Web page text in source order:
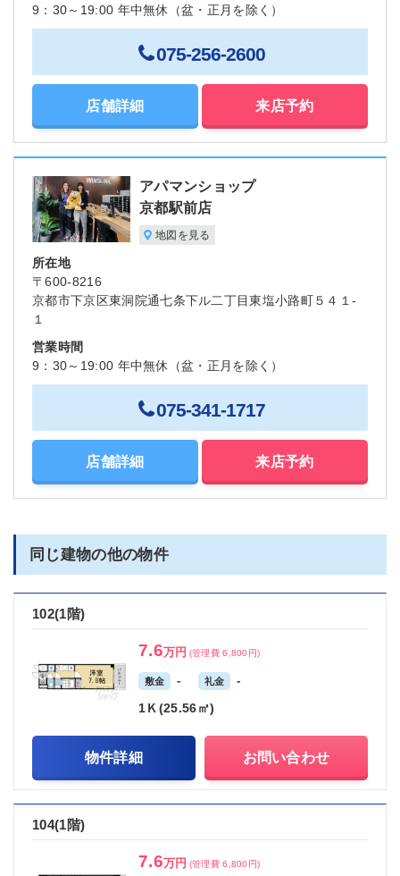
9：30～19:00 年中無休（盆・正月を除く）
075-256-2600
店舗詳細 来店予約
アパマンショップ
京都駅前店
地図を見る
所在地
〒600-8216
京都市下京区東洞院通七条下ル二丁目東塩小路町５４１-
１
営業時間
9：30～19:00 年中無休（盆・正月を除く）
075-341-1717
店舗詳細 来店予約
同じ建物の他の物件
102(1階)
7.6万円 (管理費 6,800円)
敷金 - 礼金 -
1Ｋ(25.56㎡)
物件詳細 お問い合わせ
104(1階)
7.6万円 (管理費 6,800円)